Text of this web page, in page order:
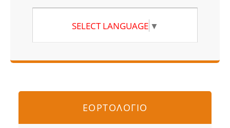
SELECT LANGUAGE ▼
ΕΟΡΤΟΛΟΓΙΟ